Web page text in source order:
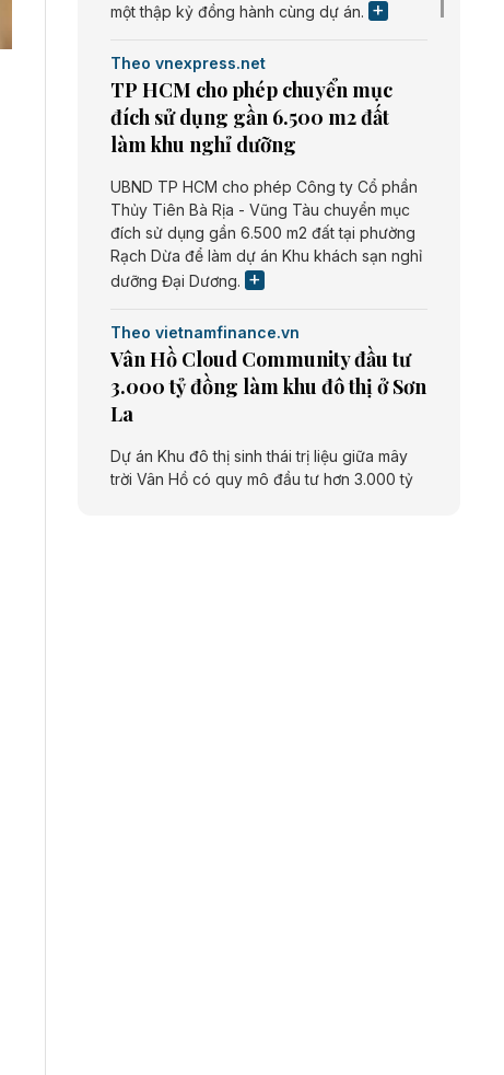
một thập kỷ đồng hành cùng dự án.
Theo vnexpress.net
TP HCM cho phép chuyển mục
đích sử dụng gần 6.500 m2 đất
làm khu nghỉ dưỡng
UBND TP HCM cho phép Công ty Cổ phần
Thủy Tiên Bà Rịa - Vũng Tàu chuyển mục
đích sử dụng gần 6.500 m2 đất tại phường
Rạch Dừa để làm dự án Khu khách sạn nghỉ
dưỡng Đại Dương.
Theo vietnamfinance.vn
Vân Hồ Cloud Community đầu tư
3.000 tỷ đồng làm khu đô thị ở Sơn
La
Dự án Khu đô thị sinh thái trị liệu giữa mây
trời Vân Hồ có quy mô đầu tư hơn 3.000 tỷ